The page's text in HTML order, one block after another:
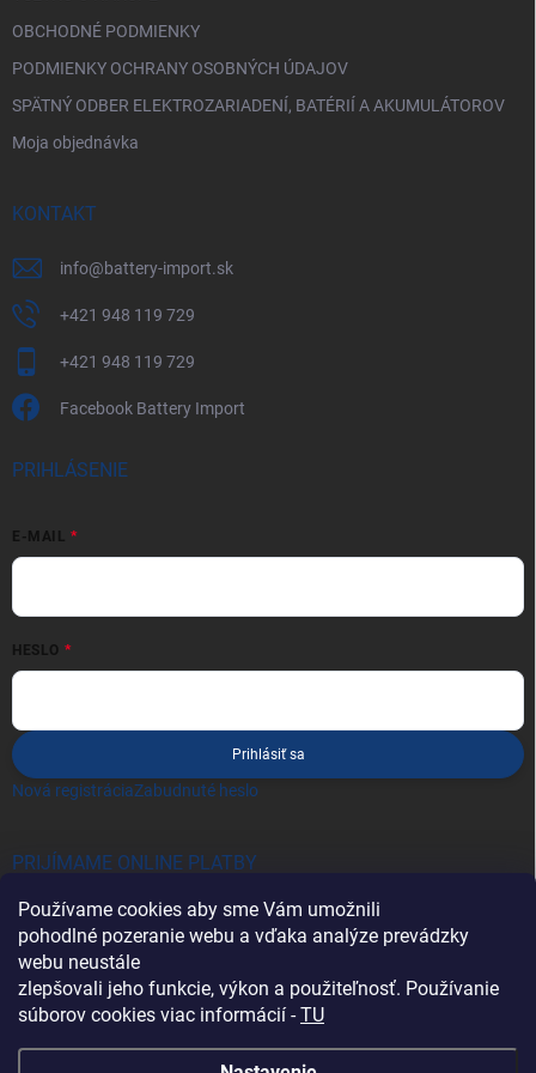
Používame cookies aby sme Vám umožnili
pohodlné pozeranie webu a vďaka analýze prevádzky
webu neustále
zlepšovali jeho funkcie, výkon a použiteľnosť. Používanie
súborov cookies viac informácií -TU
OBCHODNÉ PODMIENKY
PODMIENKY OCHRANY OSOBNÝCH ÚDAJOV
SPÄTNÝ ODBER ELEKTROZARIADENÍ, BATÉRIÍ A AKUMULÁTOROV
Moja objednávka
KONTAKT
info@battery-import.sk
+421 948 119 729
+421 948 119 729
Facebook Battery Import
PRIHLÁSENIE
E-MAIL
HESLO
Prihlásiť sa
Nová registráciaZabudnuté heslo
PRIJÍMAME ONLINE PLATBY
Heureka.sk